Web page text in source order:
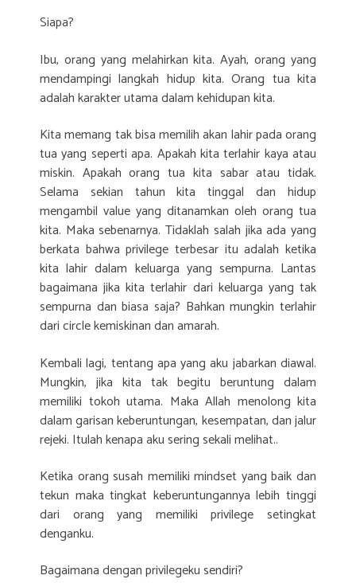
Siapa?
Ibu, orang yang melahirkan kita. Ayah, orang yang
mendampingi langkah hidup kita. Orang tua kita
adalah karakter utama dalam kehidupan kita.
Kita memang tak bisa memilih akan lahir pada orang
tua yang seperti apa. Apakah kita terlahir kaya atau
miskin. Apakah orang tua kita sabar atau tidak.
Selama sekian tahun kita tinggal dan hidup
mengambil value yang ditanamkan oleh orang tua
kita. Maka sebenarnya. Tidaklah salah jika ada yang
berkata bahwa privilege terbesar itu adalah ketika
kita lahir dalam keluarga yang sempurna. Lantas
bagaimana jika kita terlahir dari keluarga yang tak
sempurna dan biasa saja? Bahkan mungkin terlahir
dari circle kemiskinan dan amarah.
Kembali lagi, tentang apa yang aku jabarkan diawal.
Mungkin, jika kita tak begitu beruntung dalam
memiliki tokoh utama. Maka Allah menolong kita
dalam garisan keberuntungan, kesempatan, dan jalur
rejeki. Itulah kenapa aku sering sekali melihat..
Ketika orang susah memiliki mindset yang baik dan
tekun maka tingkat keberuntungannya lebih tinggi
dari orang yang memiliki privilege setingkat
denganku.
Bagaimana dengan privilegeku sendiri?